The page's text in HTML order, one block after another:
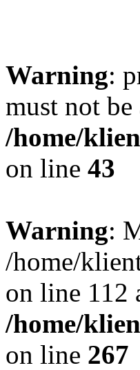
Warning:
must not
/home/
on line 43
Warning:
/home/
on line 112
/home/
on line 267